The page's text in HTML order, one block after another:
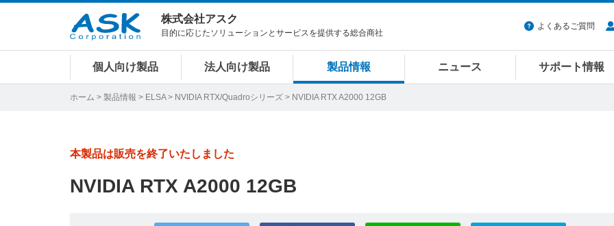
株式会社アスク
目的に応じたソリューションとサービスを提供する総合商社
よくあるご質問
個人向け製品 法人向け製品 製品情報 ニュース サポート情報
ホーム > 製品情報 > ELSA> NVIDIA RTX/Quadroシリーズ > NVIDIA RTX A2000 12GB
本製品は販売を終了いたしました
NVIDIA RTX A2000 12GB